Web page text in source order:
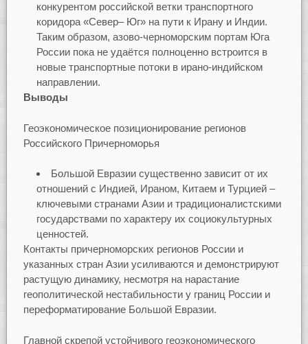
конкурентом российской ветки транспортного
коридора «Север– Юг» на пути к Ирану и Индии.
Таким образом, азово-черноморским портам Юга
России пока не удаётся полноценно встроится в
новые транспортные потоки в ирано-индийском
направлении.
Выводы
Геоэкономическое позиционирование регионов
Российского Причерноморья
Большой Евразии существенно зависит от их
отношений с Индией, Ираном, Китаем и Турцией –
ключевыми странами Азии и традиционалистскими
государствами по характеру их социокультурных
ценностей.
Контакты причерноморских регионов России и
указанных стран Азии усиливаются и демонстрируют
растущую динамику, несмотря на нарастание
геополитической нестабильности у границ России и
переформатирование Большой Евразии.
Главной скрепой устойчивого геоэкономического